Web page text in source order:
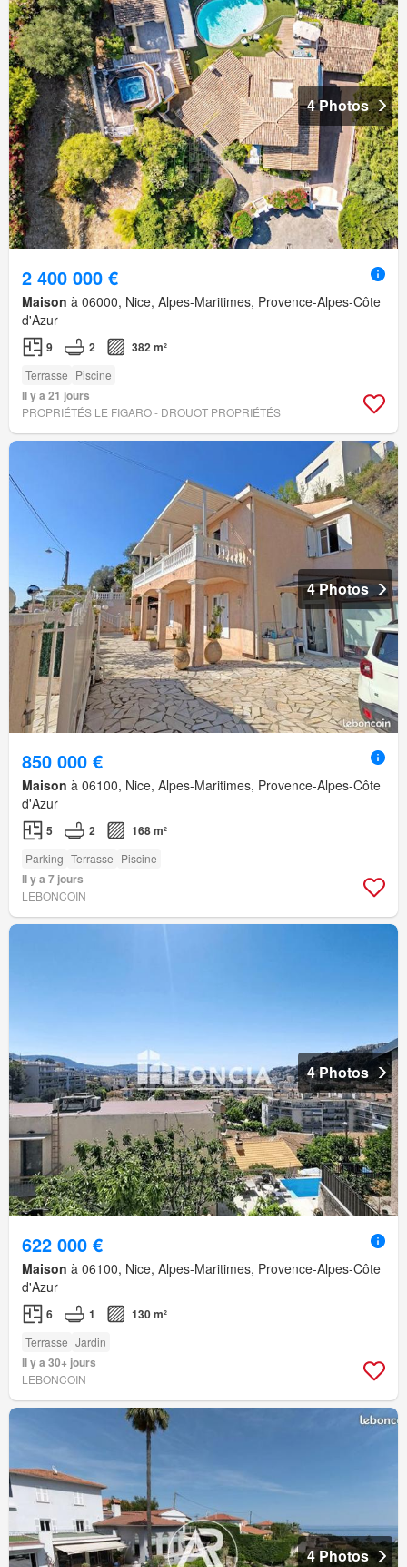
4 Photos
2 400 000 €
Maison à 06000, Nice, Alpes-Maritimes, Provence-Alpes-Côte
d'Azur
9 2 382 m²
Terrasse Piscine
Il y a 21 jours
PROPRIÉTÉS LE FIGARO - DROUOT PROPRIÉTÉS
4 Photos
850 000 €
Maison à 06100, Nice, Alpes-Maritimes, Provence-Alpes-Côte
d'Azur
5 2 168 m²
Parking Terrasse Piscine
Il y a 7 jours
LEBONCOIN
4 Photos
622 000 €
Maison à 06100, Nice, Alpes-Maritimes, Provence-Alpes-Côte
d'Azur
6 1 130 m²
Terrasse Jardin
Il y a 30+ jours
LEBONCOIN
4 Photos